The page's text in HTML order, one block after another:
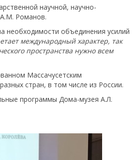
научной, научно-
Романов.
необходимости объединения усилий
международный характер, так
пространства нужно всем
Массачусетским
стран, в том числе из России.
программы Дома-музея А.Л.